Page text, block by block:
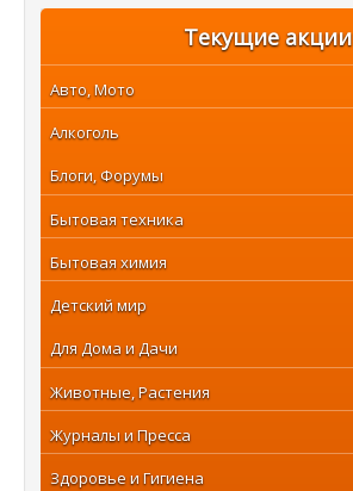
Текущие акции
Авто, Мото
Алкоголь
Блоги, Форумы
Бытовая техника
Бытовая химия
Детский мир
Для Дома и Дачи
Животные, Растения
Журналы и Пресса
Здоровье и Гигиена